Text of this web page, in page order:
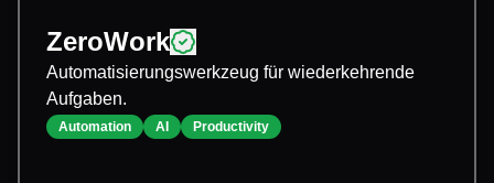
ZeroWork
Automatisierungswerkzeug für wiederkehrende
Aufgaben.
Automation AI Productivity